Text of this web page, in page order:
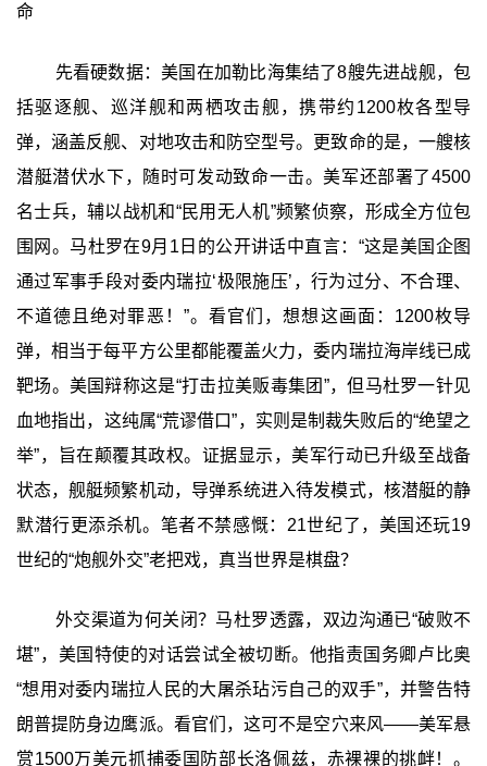
命
先看硬数据：美国在加勒比海集结了8艘先进战舰，包
括驱逐舰、巡洋舰和两栖攻击舰，携带约1200枚各型导
弹，涵盖反舰、对地攻击和防空型号。更致命的是，一艘核
潜艇潜伏水下，随时可发动致命一击。美军还部署了4500
名士兵，辅以战机和“民用无人机”频繁侦察，形成全方位包
围网。马杜罗在9月1日的公开讲话中直言：“这是美国企图
通过军事手段对委内瑞拉‘极限施压’，行为过分、不合理、
不道德且绝对罪恶！”。看官们，想想这画面：1200枚导
弹，相当于每平方公里都能覆盖火力，委内瑞拉海岸线已成
靶场。美国辩称这是“打击拉美贩毒集团”，但马杜罗一针见
血地指出，这纯属“荒谬借口”，实则是制裁失败后的“绝望之
举”，旨在颠覆其政权。证据显示，美军行动已升级至战备
状态，舰艇频繁机动，导弹系统进入待发模式，核潜艇的静
默潜行更添杀机。笔者不禁感慨：21世纪了，美国还玩19
世纪的“炮舰外交”老把戏，真当世界是棋盘？
外交渠道为何关闭？马杜罗透露，双边沟通已“破败不
堪”，美国特使的对话尝试全被切断。他指责国务卿卢比奥
“想用对委内瑞拉人民的大屠杀玷污自己的双手”，并警告特
朗普提防身边鹰派。看官们，这可不是空穴来风——美军悬
赏1500万美元抓捕委国防部长洛佩兹，赤裸裸的挑衅！。